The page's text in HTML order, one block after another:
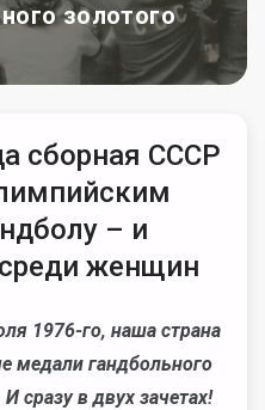
золотого
сборная СССР
– и
женщин
1976-го, наша страна
медали гандбольного
сразу в двух зачетах!